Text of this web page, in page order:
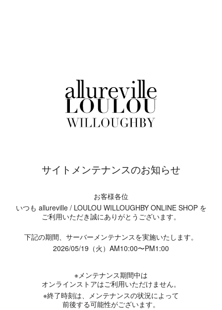
サイトメンテナンスのお知らせ
お客様各位
いつも allureville / LOULOU WILLOUGHBY ONLINE SHOP を
ご利用いただき誠にありがとうございます。
下記の期間、サーバーメンテナンスを実施いたします。
2026/05/19（火）AM10:00〜PM1:00
※メンテナンス期間中は
オンラインストアはご利用いただけません。
※終了時刻は、メンテナンスの状況によって
前後する可能性がございます。